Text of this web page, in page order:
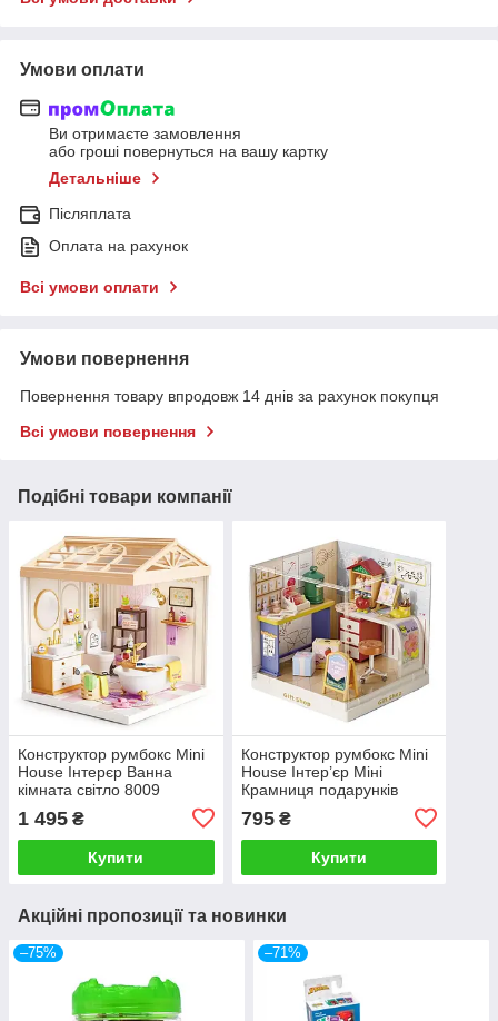
Умови оплати
Ви отримаєте замовлення
або гроші повернуться на вашу картку
Детальніше
Післяплата
Оплата на рахунок
Всі умови оплати
Умови повернення
Повернення товару впродовж 14 днів за рахунок покупця
Всі умови повернення
Подібні товари компанії
Конструктор румбокс Mini
House Інтерєр Ванна
кімната світло 8009
1 495 ₴
Купити
Конструктор румбокс Mini
House Інтер’єр Міні
Крамниця подарунків
795₴
Купити
Акційні пропозиції та новинки
–75% –71%